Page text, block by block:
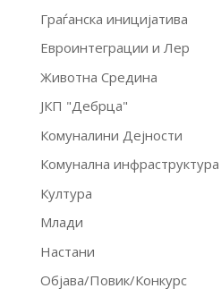
Граѓанска иницијатива
Евроинтеграции и Лер
Животна Средина
ЈКП "Дебрца"
Комуналини Дејности
Комунална инфраструктура
Култура
Млади
Настани
Објава/Повик/Конкурс